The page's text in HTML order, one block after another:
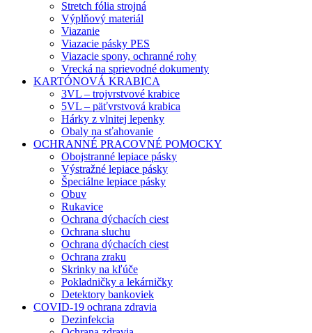
Stretch fólia strojná
Výplňový materiál
Viazanie
Viazacie pásky PES
Viazacie spony, ochranné rohy
Vrecká na sprievodné dokumenty
KARTÓNOVÁ KRABICA
3VL – trojvrstvové krabice
5VL – päťvrstvová krabica
Hárky z vlnitej lepenky
Obaly na sťahovanie
OCHRANNÉ PRACOVNÉ POMOCKY
Obojstranné lepiace pásky
Výstražné lepiace pásky
Špeciálne lepiace pásky
Obuv
Rukavice
Ochrana dýchacích ciest
Ochrana sluchu
Ochrana dýchacích ciest
Ochrana zraku
Skrinky na kľúče
Pokladničky a lekárničky
Detektory bankoviek
COVID-19 ochrana zdravia
Dezinfekcia